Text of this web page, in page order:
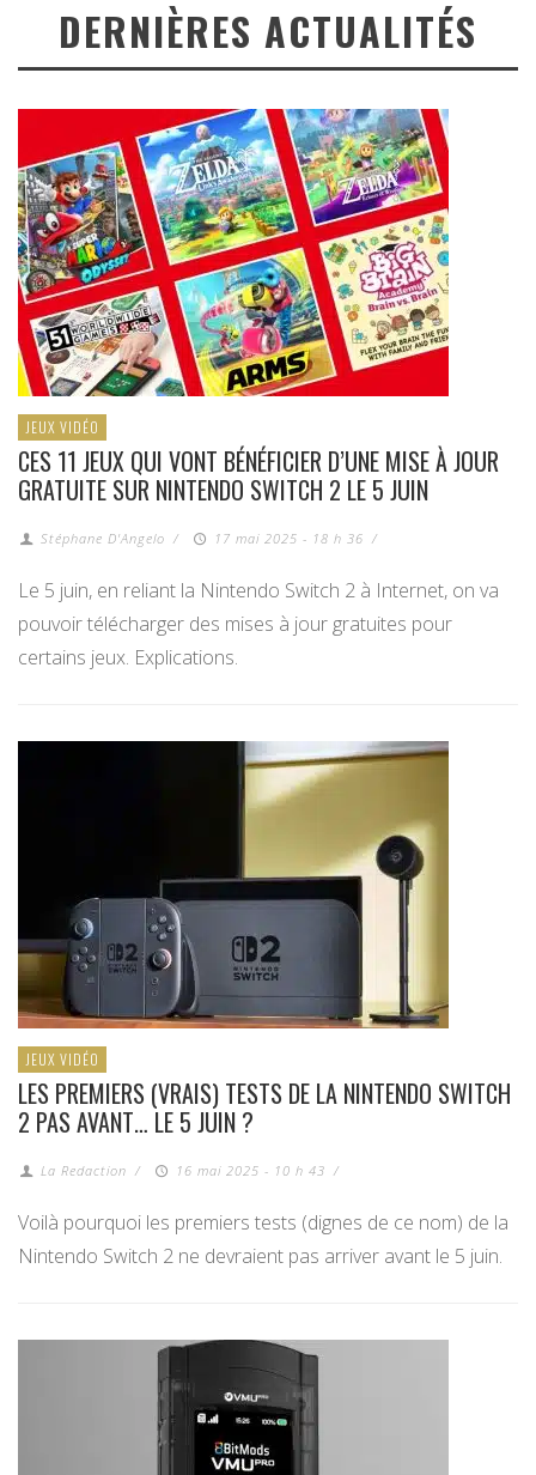
DERNIÈRES ACTUALITÉS
JEUX VIDÉO
CES 11 JEUX QUI VONT BÉNÉFICIER D’UNE MISE À JOUR
GRATUITE SUR NINTENDO SWITCH 2 LE 5 JUIN
Stéphane D'Angelo / 17 mai 2025 - 18 h 36 /
Le 5 juin, en reliant la Nintendo Switch 2 à Internet, on va
pouvoir télécharger des mises à jour gratuites pour
certains jeux. Explications.
JEUX VIDÉO
LES PREMIERS (VRAIS) TESTS DE LA NINTENDO SWITCH
2 PAS AVANT… LE 5 JUIN ?
La Redaction / 16 mai 2025 - 10 h 43 /
Voilà pourquoi les premiers tests (dignes de ce nom) de la
Nintendo Switch 2 ne devraient pas arriver avant le 5 juin.